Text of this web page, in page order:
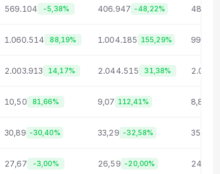
569.104 -5,38% 406.947 -48,22%
1.060.514 88,19% 1.004.185 155,29%
2.003.913 14,17% 2.044.515 31,38%
10,50 81,66% 9,07 112,41% 8,82
30,89 -30,40% 33,29 -32,58% 35,05
27,67 -3,00% 26,59 -20,00% 24,45